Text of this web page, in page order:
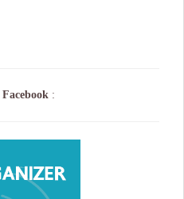
Facebook :